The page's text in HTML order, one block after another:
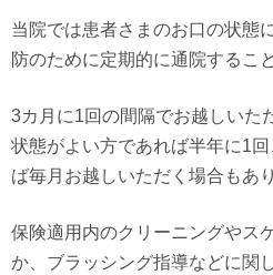
当院では患者さまのお口の状態
防のために定期的に通院するこ
3カ月に1回の間隔でお越しいた
状態がよい方であれば半年に1
ば毎月お越しいただく場合もあ
保険適用内のクリーニングやス
か、ブラッシング指導などに関